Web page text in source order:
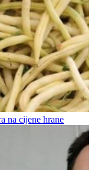
na cijene hrane